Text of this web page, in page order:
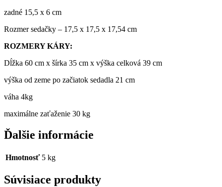
zadné 15,5 x 6 cm
Rozmer sedačky – 17,5 x 17,5 x 17,54 cm
ROZMERY KÁRY:
Dĺžka 60 cm x šírka 35 cm x výška celková 39 cm
výška od zeme po začiatok sedadla 21 cm
váha 4kg
maximálne zaťaženie 30 kg
Ďalšie informácie
Hmotnosť 5 kg
Súvisiace produkty